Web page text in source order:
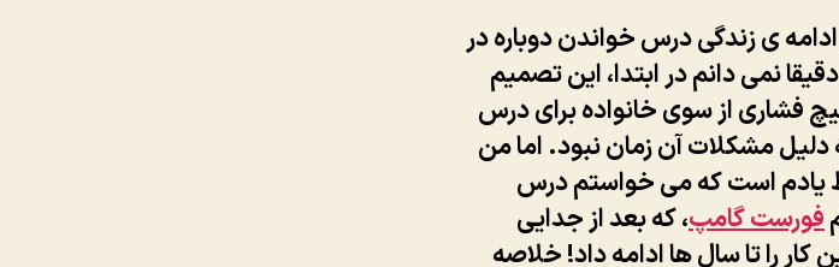
ی زندگی درس خواندن دوباره در
نمی دانم در ابتدا، این تصمیم
از سوی خانواده برای درس
مشکلات آن زمان نبود. اما من
است که می خواستم درس
فورست گامپ، که بعد از جدایی
را تا سال ها ادامه داد! خلاصه